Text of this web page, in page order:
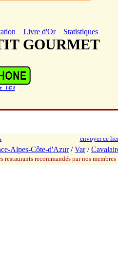
Livre d'Or Statistiques
GOURMET
envoyer ce
Alpes-Côte-d'Azur/Var/
restaurants recommandés par nos membres